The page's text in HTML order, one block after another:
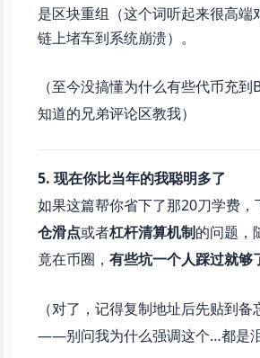
是区块重组（这个词听起来很高端
链上堵车到系统崩溃）。
（至今没搞懂为什么有些代币充到
知道的兄弟评论区教我）
5. 现在你比当年的我聪明多了
如果这篇帮你省下了那20刀学费，
仓滑点或者杠杆清算机制的问题，
竟在币圈，有些坑一个人踩过就够
（对了，记得复制地址后先贴到备
——别问我为什么强调这个…都是泪